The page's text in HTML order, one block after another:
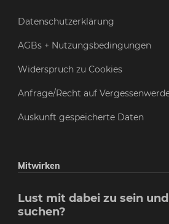
Datenschutzerklärung
AGBs + Nutzungsbedingungen
Widerspruch zu Cookies
Anfrage/Recht auf
Auskunft gespeicherte Daten
Mitwirken
Lust mit dabei zu sein
suchen?